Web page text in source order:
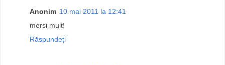
Anonim 10 mai 2011 la 12:41
mersi mult!
Răspundeți